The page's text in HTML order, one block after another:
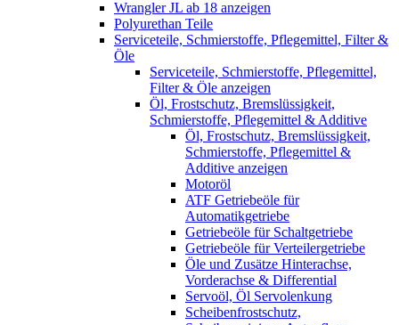
Wrangler JL ab 18 anzeigen
Polyurethan Teile
Serviceteile, Schmierstoffe, Pflegemittel, Filter &
Öle
Serviceteile, Schmierstoffe, Pflegemittel,
Filter & Öle anzeigen
Öl, Frostschutz, Bremslüssigkeit,
Schmierstoffe, Pflegemittel & Additive
Öl, Frostschutz, Bremslüssigkeit,
Schmierstoffe, Pflegemittel &
Additive anzeigen
Motoröl
ATF Getriebeöle für
Automatikgetriebe
Getriebeöle für Schaltgetriebe
Getriebeöle für Verteilergetriebe
Öle und Zusätze Hinterachse,
Vorderachse & Differential
Servoöl, Öl Servolenkung
Scheibenfrostschutz,